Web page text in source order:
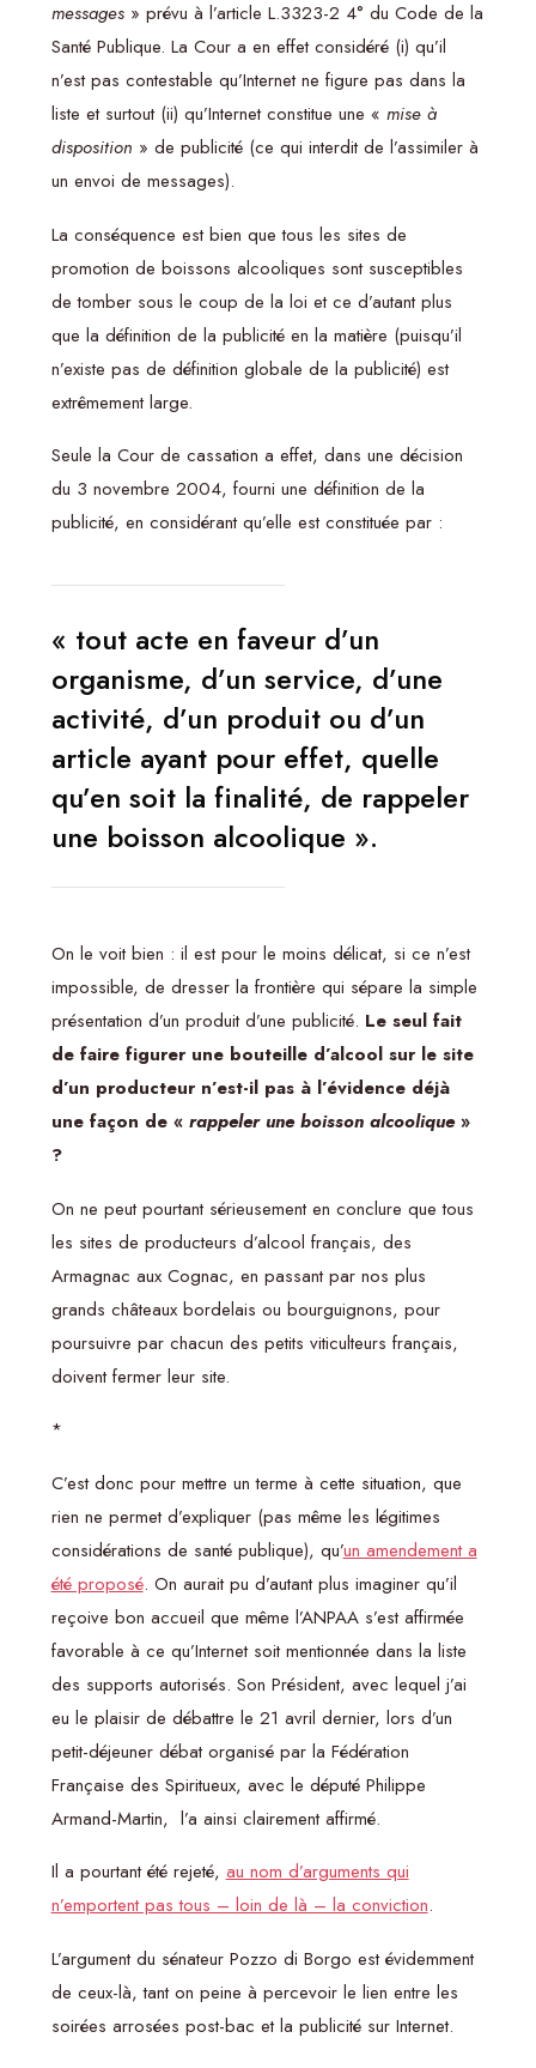
messages» prévu à l’article L.3323-2 4° du Code de la
Santé Publique. La Cour a en effet considéré (i) qu’il
n’est pas contestable qu’Internet ne figure pas dans la
liste et surtout (ii) qu’Internet constitue une « mise à
disposition » de publicité (ce qui interdit de l’assimiler à
un envoi de messages).
La conséquence est bien que tous les sites de
promotion de boissons alcooliques sont susceptibles
de tomber sous le coup de la loi et ce d’autant plus
que la définition de la publicité en la matière (puisqu’il
n’existe pas de définition globale de la publicité) est
extrêmement large.
Seule la Cour de cassation a effet, dans une décision
du 3 novembre 2004, fourni une définition de la
publicité, en considérant qu’elle est constituée par :
« tout acte en faveur d’un
organisme, d’un service, d’une
activité, d’un produit ou d’un
article ayant pour effet, quelle
qu’en soit la finalité, de rappeler
une boisson alcoolique ».
On le voit bien : il est pour le moins délicat, si ce n’est
impossible, de dresser la frontière qui sépare la simple
présentation d’un produit d’une publicité. Le seul fait
de faire figurer une bouteille d’alcool sur le site
d’un producteur n’est-il pas à l’évidence déjà
une façon de « rappeler une boisson alcoolique»
?
On ne peut pourtant sérieusement en conclure que tous
les sites de producteurs d’alcool français, des
Armagnac aux Cognac, en passant par nos plus
grands châteaux bordelais ou bourguignons, pour
poursuivre par chacun des petits viticulteurs français,
doivent fermer leur site.
*
C’est donc pour mettre un terme à cette situation, que
rien ne permet d’expliquer (pas même les légitimes
considérations de santé publique), qu’un amendement a
été proposé. On aurait pu d’autant plus imaginer qu’il
reçoive bon accueil que même l’ANPAA s’est affirmée
favorable à ce qu’Internet soit mentionnée dans la liste
des supports autorisés. Son Président, avec lequel j’ai
eu le plaisir de débattre le 21 avril dernier, lors d’un
petit-déjeuner débat organisé par la Fédération
Française des Spiritueux, avec le député Philippe
Armand-Martin, l’a ainsi clairement affirmé.
Il a pourtant été rejeté, au nom d’arguments qui
n’emportent pas tous – loin de là – la conviction.
L’argument du sénateur Pozzo di Borgo est évidemment
de ceux-là, tant on peine à percevoir le lien entre les
soirées arrosées post-bac et la publicité sur Internet.